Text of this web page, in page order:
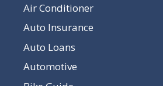
Air Conditioner
Auto Insurance
Auto Loans
Automotive